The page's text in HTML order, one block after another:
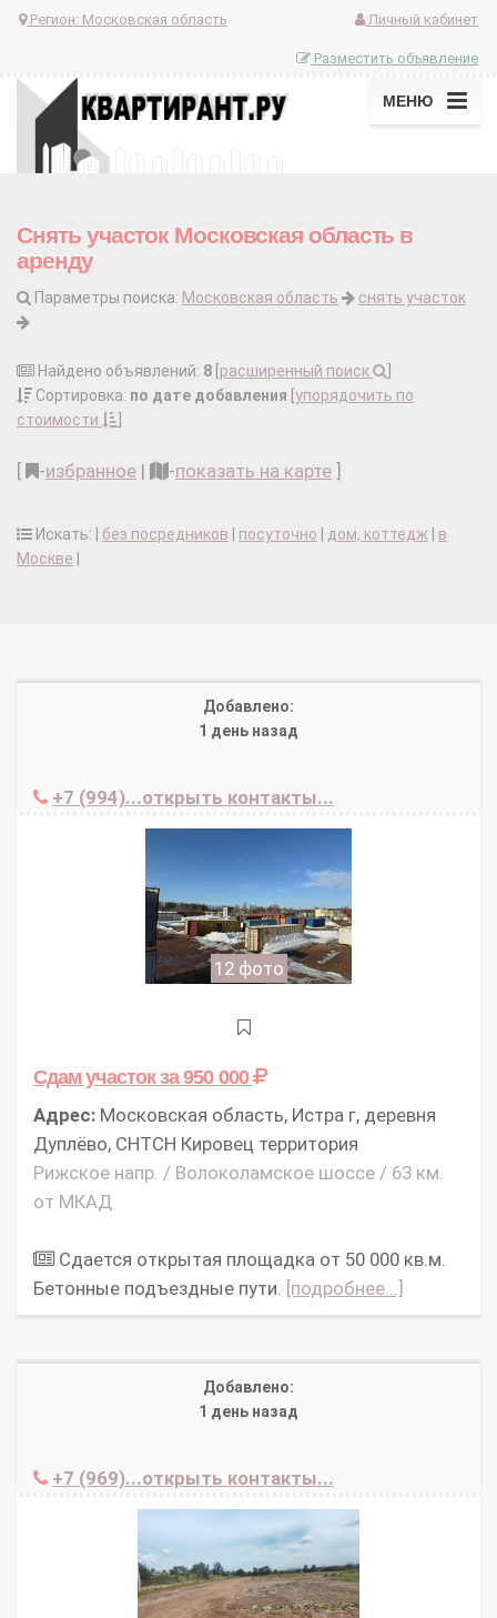
Регион: Московская область Личный кабинет
Разместить объявление
МЕНЮ
Снять участок Московская область в
аренду
Параметры поиска: Московская область снять участок
Найдено объявлений: 8 расширенный поиск
Сортировка: по дате добавления упорядочить по
стоимости
-избранное | -показать на карте
Искать: | без посредников посуточно дом, коттедж
в
Москве
Добавлено:
1 день назад
+7 (994)...открыть контакты...
12 фото
Сдам участокза 950 000
Адрес: Московская область, Истра г, деревня
Дуплёво, СНТСН Кировец территория
Рижское напр. / Волоколамское шоссе / 63 км.
от МКАД
Сдается открытая площадка от 50 000 кв.м.
Бетонные подъездные пути. [подробнее...]
Добавлено:
1 день назад
+7 (969)...открыть контакты...